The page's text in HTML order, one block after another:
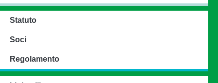
Statuto
Soci
Regolamento